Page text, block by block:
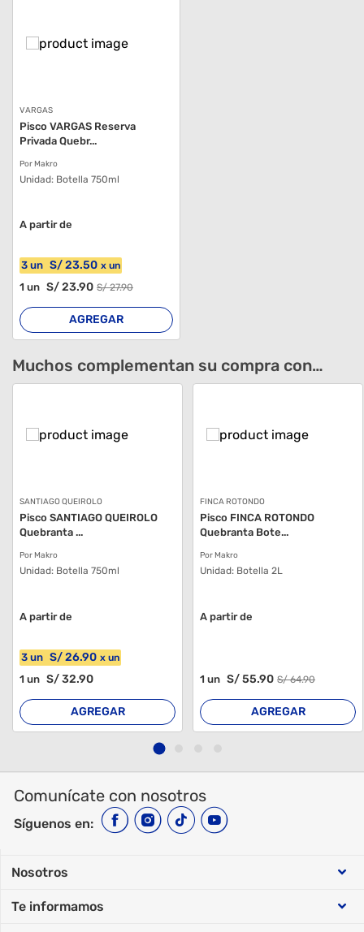
VARGAS
Pisco VARGAS Reserva
Privada Quebr...
Por Makro
Unidad: Botella 750ml
A partir de
3 un S/23.50 x un
1 un S/23.90 S/27.90
AGREGAR
Muchos complementan su compra con…
SANTIAGO QUEIROLO
Pisco SANTIAGO QUEIROLO
Quebranta ...
Por Makro
Unidad: Botella 750ml
A partir de
3 un S/26.90 x un
1 un S/32.90
AGREGAR
FINCA ROTONDO
Pisco FINCA ROTONDO
Quebranta Bote...
Por Makro
Unidad: Botella 2L
A partir de
1 un S/55.90 S/64.90
AGREGAR
Comunícate con nosotros
Síguenos en:
Nosotros
Sobre Makro
Te informamos